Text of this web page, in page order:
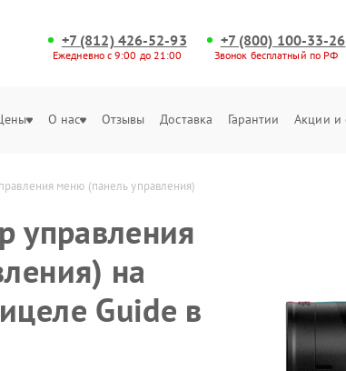
+7 (812) 426-52-93
Ежедневно с 9:00 до 21:00
+7 (800) 100-33-26
Звонок бесплатный по РФ
О нас Отзывы Доставка Гарантии Акции и
меню (панель управления)
управления
на
Guide в